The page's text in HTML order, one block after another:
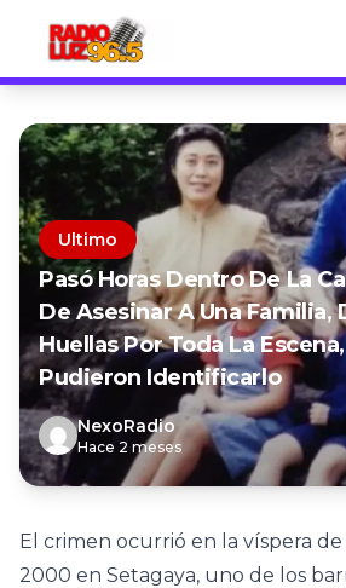
Ultimo
Pasó Horas Dentro De La
De Asesinar A Una Familia,
Huellas Por Toda La
Pudieron Identificarlo
NexoRadio
Hace 2 meses
El crimen ocurrió en la víspera
2000 en Setagaya, uno de los